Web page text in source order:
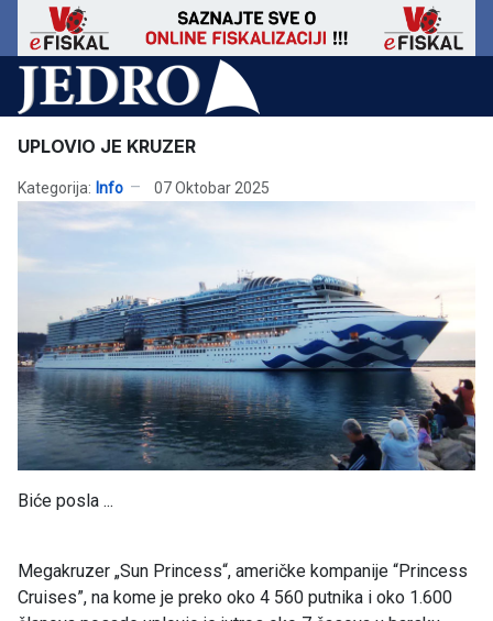
UPLOVIO JE KRUZER
Kategorija: Info 07 Oktobar 2025
Biće posla ...
Megakruzer „Sun Princess“, američke kompanije “Princess
Cruises”, na kome je preko oko 4 560 putnika i oko 1.600